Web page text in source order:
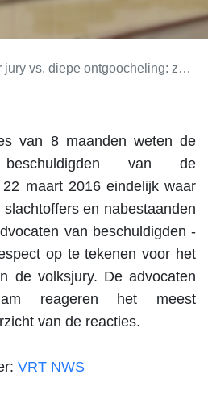
ontgoocheling: zo reageren slachtoffers en beschuldigden na uitspraak in terreurproces
van 8 maanden weten de
van de
maart 2016 eindelijk waar
en nabestaanden
van beschuldigden -
op te tekenen voor het
de volksjury. De advocaten
reageren het meest
van de reacties.
VRT NWS